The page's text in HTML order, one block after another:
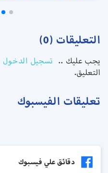
التعليقات (0)
يجب عليك .. تسجيل الدخول
التعليق.
تعليقات الفيسبوك
دقائق علي فيسبوك